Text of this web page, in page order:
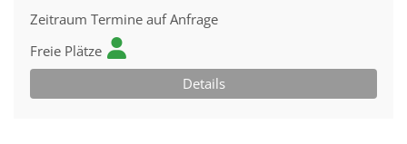
Zeitraum Termine auf Anfrage
Freie Plätze
Details